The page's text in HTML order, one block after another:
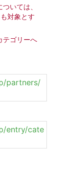
いては、
対象とす
テゴリーへ
partners/
entry/cate